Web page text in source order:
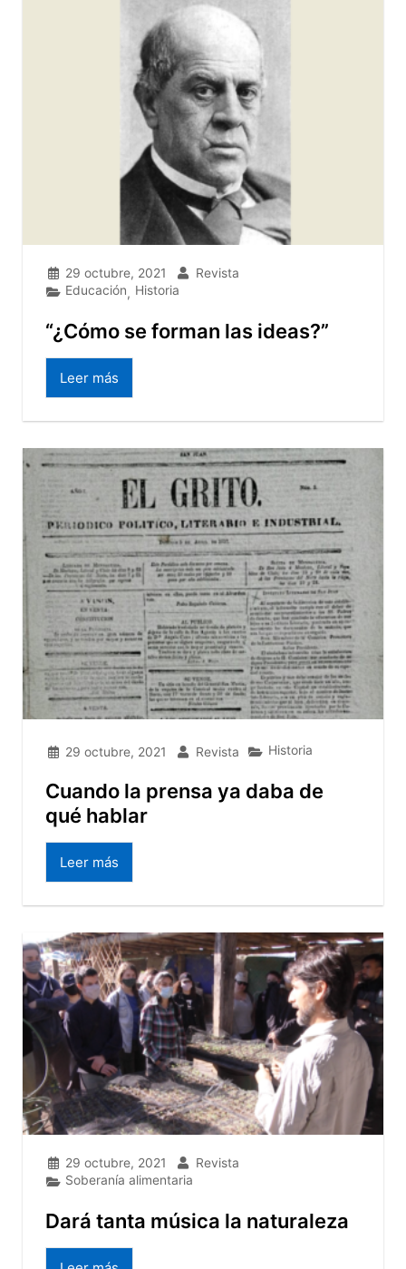
29 octubre, 2021
Revista
Educación, Historia
“¿Cómo se forman las ideas?”
Leer más
29 octubre, 2021 Revista Historia
Cuando la prensa ya daba de
qué hablar
Leer más
29 octubre, 2021
Revista
Soberanía alimentaria
Dará tanta música la naturaleza